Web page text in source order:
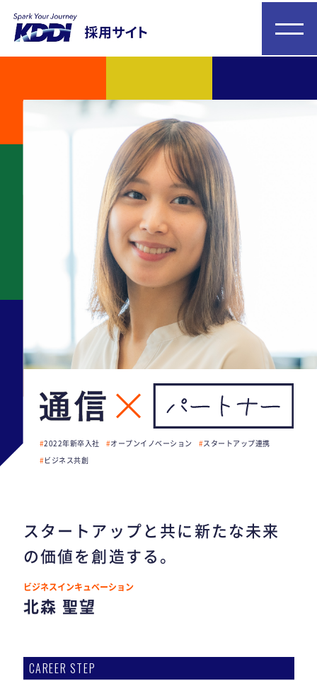
2022年新卒入社 オープンイノベーション
スタートアップ連携
ビジネス共創
スタートアップと共に新たな未来
の価値を創造する。
ビジネスインキュベーション
北森 聖望
CAREER STEP